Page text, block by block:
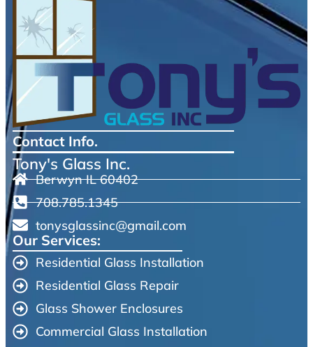
Contact Info.
Tony's Glass Inc.
Berwyn IL 60402
708.785.1345
tonysglassinc@gmail.com
Our Services:
Residential Glass Installation
Residential Glass Repair
Glass Shower Enclosures
Commercial Glass Installation